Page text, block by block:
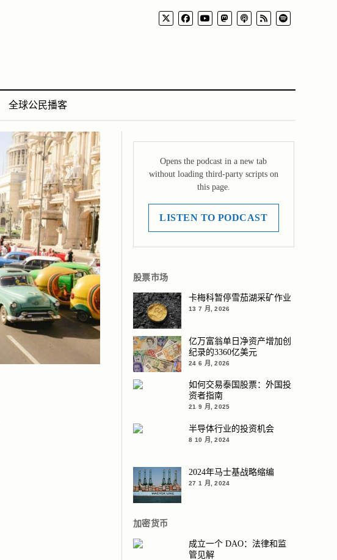
全球公民播客
Opens the podcast in a new tab
without loading third-party scripts on
this page.
LISTEN TO PODCAST
股票市场
卡梅科暂停雪茄湖采矿作业
13 7 月, 2026
亿万富翁单日净资产增加创
纪录的3360亿美元
24 6 月, 2026
如何交易泰国股票：外国投
资者指南
21 9 月, 2025
半导体行业的投资机会
8 10 月, 2024
2024年马士基战略缩编
27 1 月, 2024
加密货币
成立一个 DAO：法律和监
管见解